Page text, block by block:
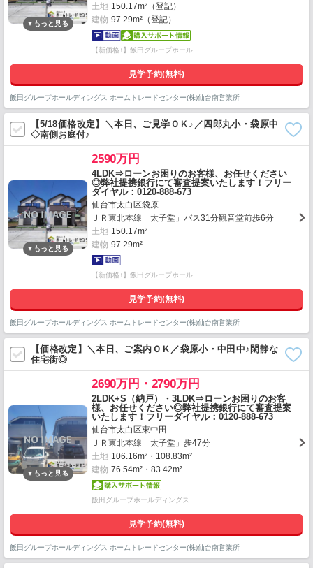
土地 150.17m²（登記）
建物 97.29m²（登記）
【新価格♪】飯田グループホール…
見学予約(無料)
飯田グループホールディングス ホームトレードセンター(株)仙台南営業所
【5/18価格改定】＼本日、ご見学ＯＫ♪／四郎丸小・袋原中
◇南側お庭付♪
2590万円
4LDK⇒ローンお困りのお客様、お任せください
◎弊社提携銀行にて審査提案いたします！フリー
ダイヤル：0120-888-673
仙台市太白区袋原
ＪＲ東北本線「太子堂」バス31分観音堂前歩6分
土地 150.17m²
建物 97.29m²
【新価格♪】飯田グループホール…
見学予約(無料)
飯田グループホールディングス ホームトレードセンター(株)仙台南営業所
【価格改定】＼本日、ご案内ＯＫ／袋原小・中田中♪閑静な
住宅街◎
2690万円・2790万円
2LDK+S（納戸）・3LDK⇒ローンお困りのお客
様、お任せください◎弊社提携銀行にて審査提案
いたします！フリーダイヤル：0120-888-673
仙台市太白区東中田
ＪＲ東北本線「太子堂」歩47分
土地 106.16m²・108.83m²
建物 76.54m²・83.42m²
飯田グループホールディングス …
見学予約(無料)
飯田グループホールディングス ホームトレードセンター(株)仙台南営業所